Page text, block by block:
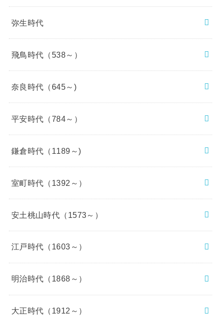
弥生時代
飛鳥時代（538～）
奈良時代（645～)
平安時代（784～）
鎌倉時代（1189～)
室町時代（1392～）
安土桃山時代（1573～）
江戸時代（1603～）
明治時代（1868～）
大正時代（1912～）